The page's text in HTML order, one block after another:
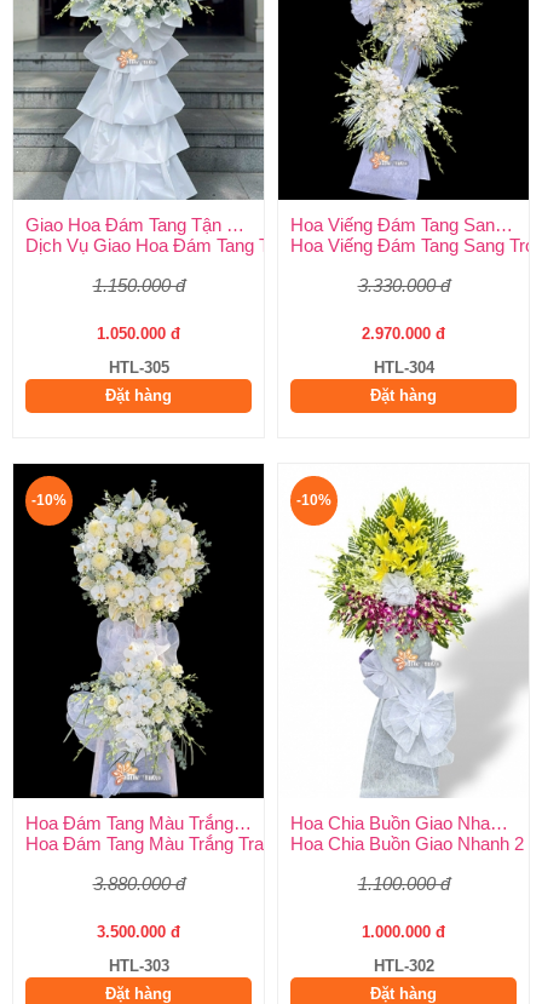
Giao Hoa Đám Tang Tận Nơi Toàn Quốc
Dịch Vụ Giao Hoa Đám Tang Tận Nơi Toàn Quốc – Kịp Thời,
1.150.000 đ
1.050.000 đ
HTL-305
Đặt hàng
Hoa Viếng Đám Tang Sang Trọng
Hoa Viếng Đám Tang Sang
3.330.000 đ
2.970.000 đ
HTL-304
Đặt hàng
-10%
Hoa Đám Tang Màu Trắng Trang Nghiêm
Hoa Đám Tang Màu Trắng Trang Nghiêm – Vòng Chọn Ý Nghĩa
3.880.000 đ
3.500.000 đ
HTL-303
Đặt hàng
-10%
Hoa Chia Buồn Giao Nhanh 2 Giờ
Hoa Chia Buồn Giao Nhanh 2
1.100.000 đ
1.000.000 đ
HTL-302
Đặt hàng